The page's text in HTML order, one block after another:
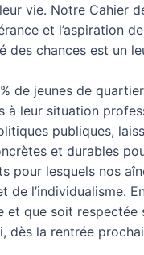
vie. Notre Cahier
et l’aspiration
des chances est un
de jeunes de
à leur situation
publiques,
et durables
pour lesquels nos
de l’individualisme.
et que soit
dès la rentrée